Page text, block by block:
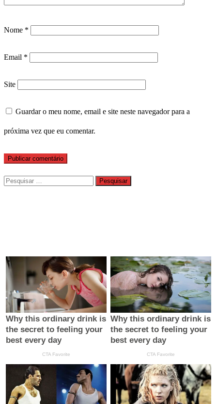
Nome *
Email *
Site
Guardar o meu nome, email e site neste navegador para a
próxima vez que eu comentar.
Pesquisar
por: